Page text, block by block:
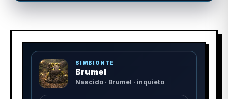
SIMBIONTE
Brumel
Nascido · Brumel · inquieto